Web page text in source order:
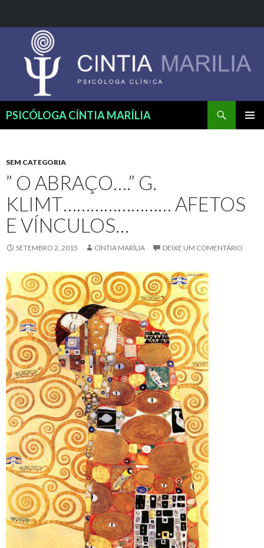
PSICÓLOGA CÍNTIA MARÍLIA
Pesquisar
CONTEÚDO
SEM CATEGORIA
” O ABRAÇO….” G.
KLIMT…………………… AFETOS
E VÍNCULOS…
SETEMBRO 2, 2015 CÍNTIA MARÍLIA DEIXE UM COMENTÁRIO